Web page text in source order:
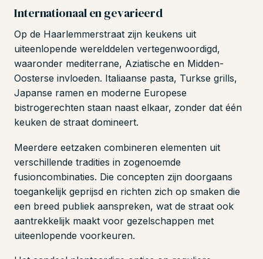
Internationaal en gevarieerd
Op de Haarlemmerstraat zijn keukens uit
uiteenlopende werelddelen vertegenwoordigd,
waaronder mediterrane, Aziatische en Midden-
Oosterse invloeden. Italiaanse pasta, Turkse grills,
Japanse ramen en moderne Europese
bistrogerechten staan naast elkaar, zonder dat één
keuken de straat domineert.
Meerdere eetzaken combineren elementen uit
verschillende tradities in zogenoemde
fusioncombinaties. Die concepten zijn doorgaans
toegankelijk geprijsd en richten zich op smaken die
een breed publiek aanspreken, wat de straat ook
aantrekkelijk maakt voor gezelschappen met
uiteenlopende voorkeuren.